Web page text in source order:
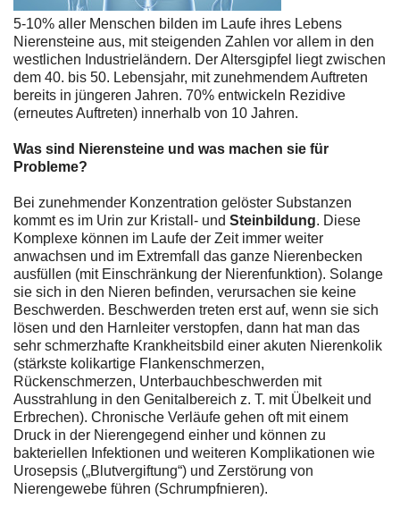
5-10% aller Menschen bilden im Laufe ihres Lebens
Nierensteine aus, mit steigenden Zahlen vor allem in den
westlichen Industrieländern. Der Altersgipfel liegt zwischen
dem 40. bis 50. Lebensjahr, mit zunehmendem Auftreten
bereits in jüngeren Jahren. 70% entwickeln Rezidive
(erneutes Auftreten) innerhalb von 10 Jahren.
Was sind Nierensteine und was machen sie für
Probleme?
Bei zunehmender Konzentration gelöster Substanzen
kommt es im Urin zur Kristall- und Steinbildung. Diese
Komplexe können im Laufe der Zeit immer weiter
anwachsen und im Extremfall das ganze Nierenbecken
ausfüllen (mit Einschränkung der Nierenfunktion). Solange
sie sich in den Nieren befinden, verursachen sie keine
Beschwerden. Beschwerden treten erst auf, wenn sie sich
lösen und den Harnleiter verstopfen, dann hat man das
sehr schmerzhafte Krankheitsbild einer akuten Nierenkolik
(stärkste kolikartige Flankenschmerzen,
Rückenschmerzen, Unterbauchbeschwerden mit
Ausstrahlung in den Genitalbereich z. T. mit Übelkeit und
Erbrechen). Chronische Verläufe gehen oft mit einem
Druck in der Nierengegend einher und können zu
bakteriellen Infektionen und weiteren Komplikationen wie
Urosepsis („Blutvergiftung“) und Zerstörung von
Nierengewebe führen (Schrumpfnieren).